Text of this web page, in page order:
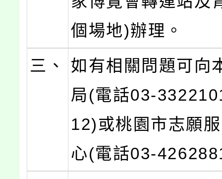
個場地)辦理。
三、
如有相關問題可向
局(電話03-
12)或桃園市志願
心(電話03-